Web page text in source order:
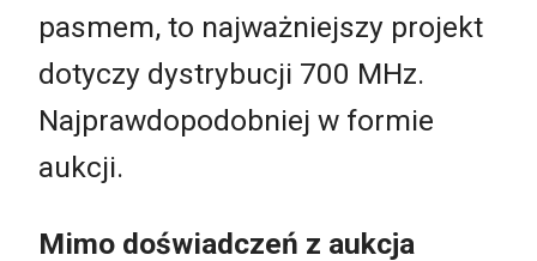
pasmem, to najważniejszy projekt
dotyczy dystrybucji 700 MHz.
Najprawdopodobniej w formie
aukcji.
Mimo doświadczeń z aukcja